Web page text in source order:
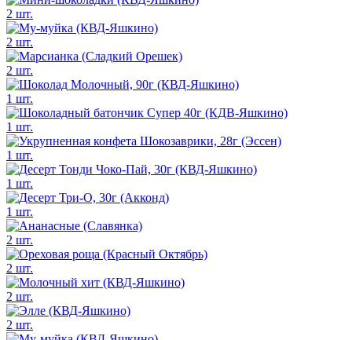
2 шт.
2 шт.
2 шт.
1 шт.
1 шт.
1 шт.
1 шт.
1 шт.
2 шт.
2 шт.
2 шт.
2 шт.